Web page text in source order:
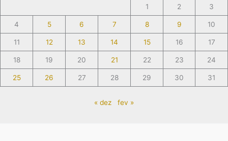
1 2 3
4 5 6 7 8 9 10
11 12 13 14 15 16 17
18 19 20 21 22 23 24
25 26 27 28 29 30 31
« dez fev »